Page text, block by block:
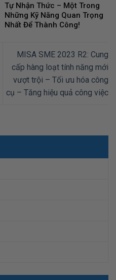
Tự Nhận Thức – Một Trong
Những Kỹ Năng Quan Trọng
Nhất Để Thành Công!
MISA SME 2023 R2: Cung
cấp hàng loạt tính năng mới
vượt trội – Tối ưu hóa công
cụ – Tăng hiệu quả công việc